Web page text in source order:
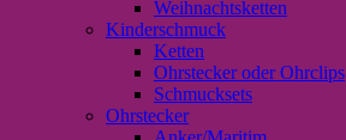
Weihnachtsketten
Kinderschmuck
Ketten
Ohrstecker oder Ohrclips
Schmucksets
Ohrstecker